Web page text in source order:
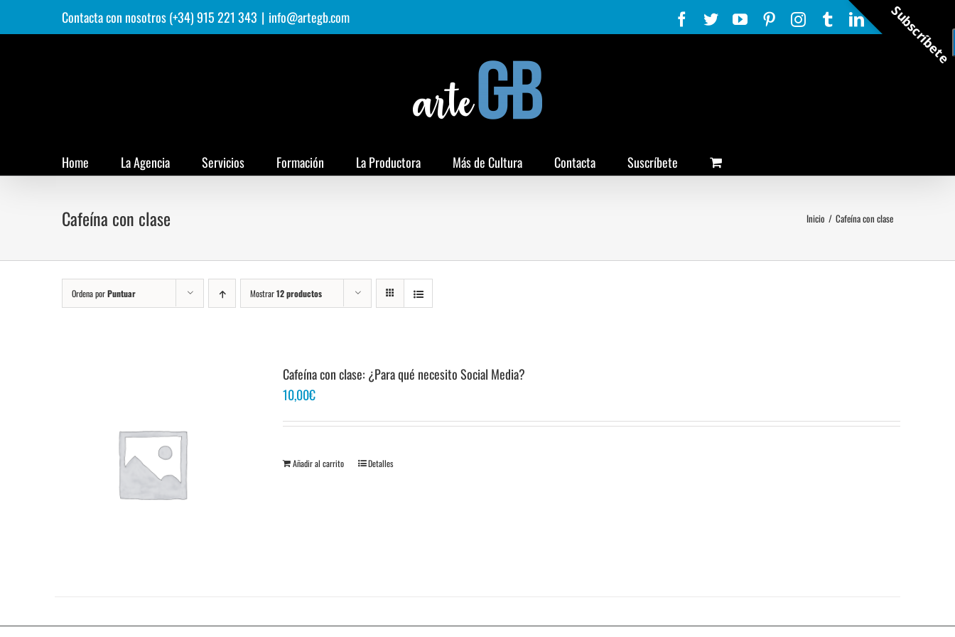
al
Contacta con nosotros (+34) 915 221 343 | info@artegb.com Facebook
TwitterYouTubePinterestInstagram
TumblrLinkedIn
Rss
Home La Agencia Servicios Formación La Productora Más de Cultura Contacta Suscríbete
Cafeína con clase Inicio / Cafeína con clase
Ordena porPuntuar Mostrar12 productos
Cafeína con clase: ¿Para qué necesito Social Media?
10,00€
Añadir al carrito Detalles
Subscríbete